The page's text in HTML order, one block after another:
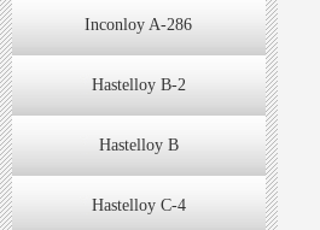
Inconloy A-286
Hastelloy B-2
Hastelloy B
Hastelloy C-4